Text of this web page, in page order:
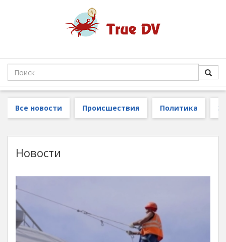
Все новости Происшествия Политика
Новости